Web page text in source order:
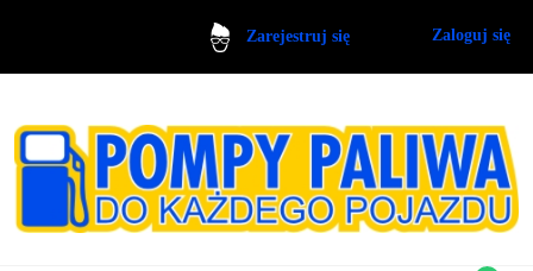
Zarejestruj się Zaloguj się